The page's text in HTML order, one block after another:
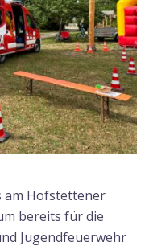
am Hofstettener
bereits für die
Jugendfeuerwehr